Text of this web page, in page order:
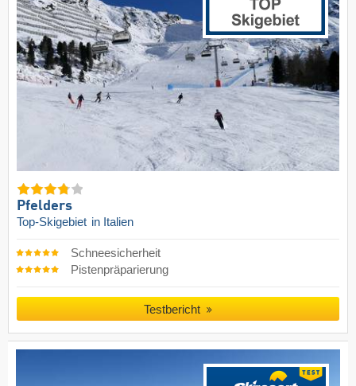
Pfelders
Top-Skigebiet in Italien
Schneesicherheit
Pistenpräparierung
Testbericht